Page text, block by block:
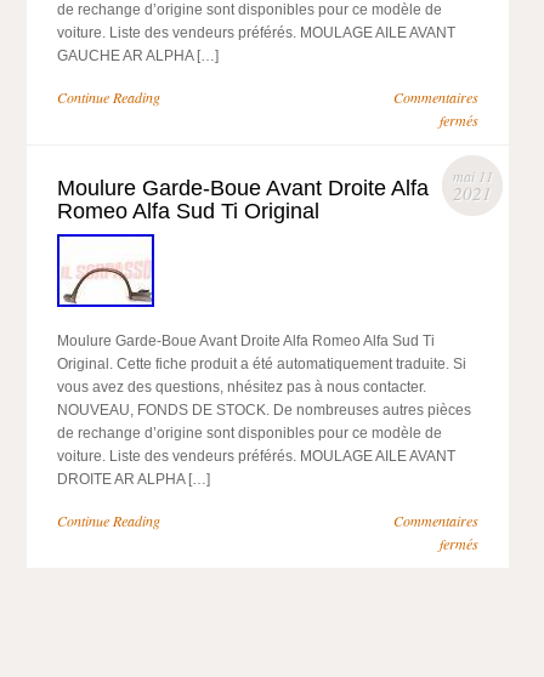
de rechange d’origine sont disponibles pour ce modèle de
voiture. Liste des vendeurs préférés. MOULAGE AILE AVANT
GAUCHE AR ALPHA […]
Continue Reading
Commentaires
fermés
mai 11
2021
Moulure Garde-Boue Avant Droite Alfa
Romeo Alfa Sud Ti Original
Moulure Garde-Boue Avant Droite Alfa Romeo Alfa Sud Ti
Original. Cette fiche produit a été automatiquement traduite. Si
vous avez des questions, nhésitez pas à nous contacter.
NOUVEAU, FONDS DE STOCK. De nombreuses autres pièces
de rechange d’origine sont disponibles pour ce modèle de
voiture. Liste des vendeurs préférés. MOULAGE AILE AVANT
DROITE AR ALPHA […]
Continue Reading
Commentaires
fermés